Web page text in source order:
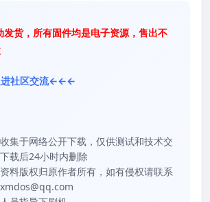
发货，所有固件均是电子资源，售出不
社区交流←←←
集于网络公开下载，仅供测试和技术交
载后24小时内删除
料版权归原作者所有，如有侵权请联系